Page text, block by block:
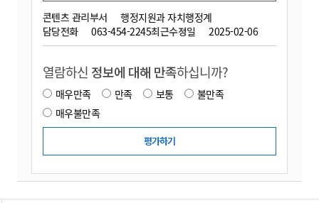
콘텐츠 관리부서
행정지원과 자치행정계
담당전화
063-454-2245최근수정일 2025-02-06
열람하신 정보에 대해 만족하십니까?
매우만족 만족 보통
불만족
매우불만족